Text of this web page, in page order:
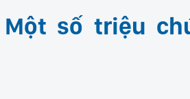
số triệu